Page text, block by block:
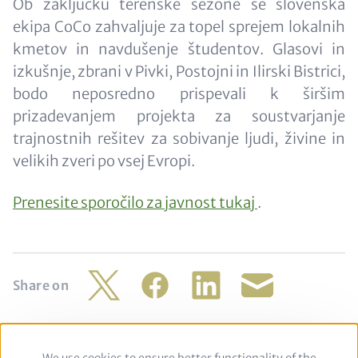
Ob zaključku terenske sezone se slovenska
ekipa CoCo zahvaljuje za topel sprejem lokalnih
kmetov in navdušenje študentov. Glasovi in
izkušnje, zbrani v Pivki, Postojni in Ilirski Bistrici,
bodo neposredno prispevali k širšim
prizadevanjem projekta za soustvarjanje
trajnostnih rešitev za sobivanje ljudi, živine in
velikih zveri po vsej Evropi.
Prenesite sporočilo za javnost tukaj .
Share on